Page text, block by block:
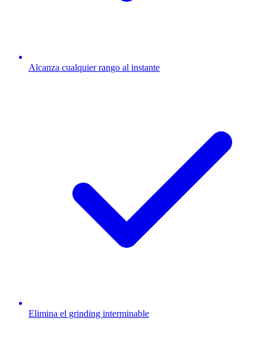
Alcanza cualquier rango al instante
Elimina el grinding interminable